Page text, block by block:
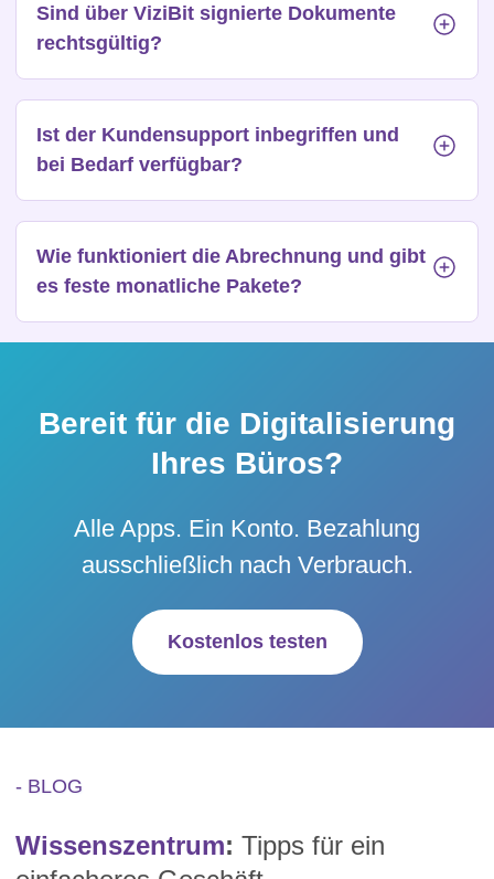
Sind über ViziBit signierte Dokumente
rechtsgültig?
Ist der Kundensupport inbegriffen und
bei Bedarf verfügbar?
Wie funktioniert die Abrechnung und gibt
es feste monatliche Pakete?
Bereit für die Digitalisierung
Ihres Büros?
Alle Apps. Ein Konto. Bezahlung
ausschließlich nach Verbrauch.
Kostenlos testen
- BLOG
Wissenszentrum: Tipps für ein